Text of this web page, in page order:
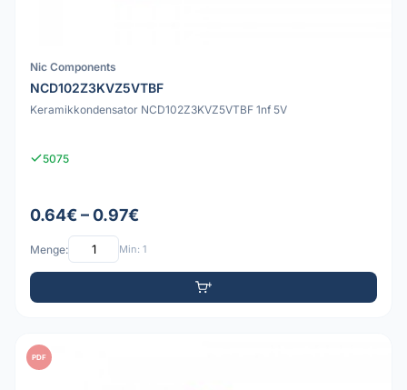
Nic Components
NCD102Z3KVZ5VTBF
Keramikkondensator NCD102Z3KVZ5VTBF 1nf 5V
5075
0.64€ – 0.97€
Menge: Min: 1
PDF